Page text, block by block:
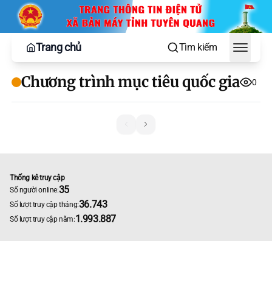
Trang chủ Tìm kiếm
Toggle
Chương trình mục tiêu quốc gia 0
Thống kê truy cập
Số người online:35
Số lượt truy cập tháng:36.743
Số lượt truy cập năm:1.993.887